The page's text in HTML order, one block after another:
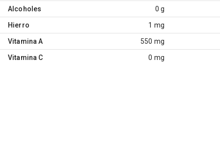
Alcoholes 0 g
Hierro 1 mg
Vitamina A 550 mg
Vitamina C 0 mg